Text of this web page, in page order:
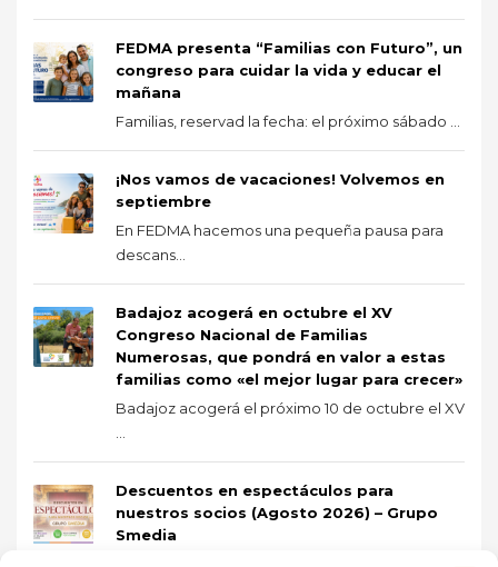
FEDMA presenta “Familias con Futuro”, un
congreso para cuidar la vida y educar el
mañana
Familias, reservad la fecha: el próximo sábado ...
¡Nos vamos de vacaciones! Volvemos en
septiembre
En FEDMA hacemos una pequeña pausa para
descans...
Badajoz acogerá en octubre el XV
Congreso Nacional de Familias
Numerosas, que pondrá en valor a estas
familias como «el mejor lugar para crecer»
Badajoz acogerá el próximo 10 de octubre el XV
Descuentos en espectáculos para
nuestros socios (Agosto 2026) – Grupo
Smedia